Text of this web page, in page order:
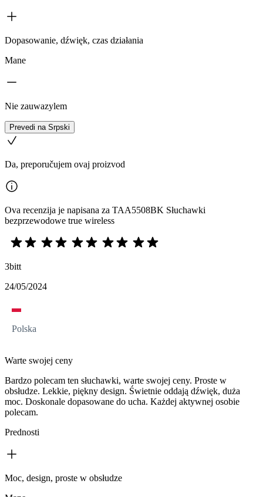
Dopasowanie, dźwięk, czas działania
Mane
Nie zauwazylem
Prevedi na Srpski
Da, preporučujem ovaj proizvod
Ova recenzija je napisana za TAA5508BK Słuchawki
bezprzewodowe true wireless
3bitt
24/05/2024
Polska
Warte swojej ceny
Bardzo polecam ten słuchawki, warte swojej ceny. Proste w
obsłudze. Lekkie, piękny design. Świetnie oddają dźwięk, duża
moc. Doskonale dopasowane do ucha. Każdej aktywnej osobie
polecam.
Prednosti
Moc, design, proste w obsłudze